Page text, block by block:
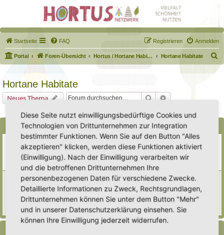
Startseite FAQ Anmelden
Registrieren
Portal Foren-Übersicht Hortus / Hortane Habitate / Garten auf dem Weg Hortane Habitate
u
Hortane Habitate
Neues Thema Suche
Bekanntmachungen
Erweiterung der Kriterien zur Eintragung eines Hortus
Letzter Beitrag vonHeike Ehrle«Di 29. Jul 2025, 17:08
Verfasst inAnkündigungen & Fragen zum Forum
Antworten:3
[Bitte lesen] Wie funktioniert die Eintragung Eurer
Gartenprojekte
So 15. Feb 2026, 18:08
Verfasst inEingetragener Hortus - Mein Hortus und ich!
Antworten:1
Diese Seite nutzt einwilligungsbedürftige Cookies und
Technologien von Drittunternehmen zur Integration
bestimmter Funktionen. Wenn Sie auf den Button "Alles
akzeptieren" klicken, werden diese Funktionen aktiviert
(Einwilligung). Nach der Einwilligung verarbeiten wir
und die betroffenen Drittunternehmen Ihre
personenbezogenen Daten für verschiedene Zwecke.
Detaillierte Informationen zu Zweck, Rechtsgrundlagen,
Drittunternehmen können Sie unter dem Button "Mehr"
und in unserer Datenschutzerklärung einsehen. Sie
können Ihre Einwilligung jederzeit widerrufen.